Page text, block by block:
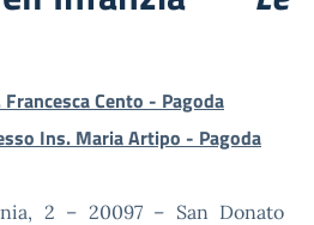
Cento - Pagoda
Ins. Maria Artipo - Pagoda
2 – 20097 – San Donato